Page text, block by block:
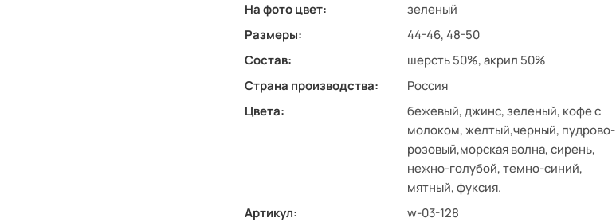
На фото цвет:
зеленый
Размеры:
44-46, 48-50
Состав:
шерсть 50%, акрил 50%
Страна производства:
Россия
Цвета:
бежевый, джинс, зеленый, кофе с
молоком, желтый,черный, пудрово-
розовый,морская волна, сирень,
нежно-голубой, темно-синий,
мятный, фуксия.
Артикул:
w-03-128